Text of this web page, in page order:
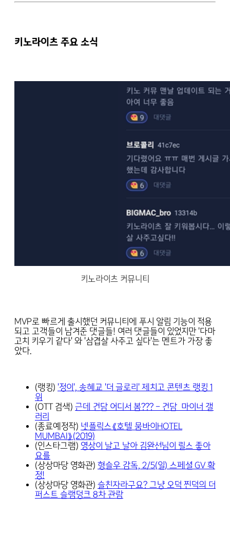
키노라이츠 주요 소식
키노라이츠 커뮤니티
MVP로 빠르게 출시했던 커뮤니티에 푸시 알림 기능이 적용
되고 고객들이 남겨준 댓글들! 여러 댓글들이 있었지만 '다마
고치 키우기 같다' 와 '삼겹살 사주고 싶다'는 멘트가 가장 좋
았다.
(랭킹) '정이', 송혜교 '더 글로리' 제치고 콘텐츠 랭킹 1
위
(OTT 검색) 근데 건담 어디서 봄??? - 건담 마이너 갤
러리
(종료예정작) 넷플릭스《호텔 뭄바이HOTEL
MUMBAI》(2019)
(인스타그램) 영상이 날고 날아 김완선님이 릴스 좋아
요를
(상상마당 영화관) 형슬우 감독, 2/5(일) 스페셜 GV 확
정!
(상상마당 영화관) 슬친자라구요? 그냥 오덕 찐덕의 더
퍼스트 슬램덩크 8차 관람